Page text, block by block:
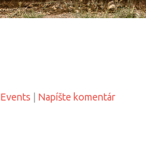
Events Napíšte komentár